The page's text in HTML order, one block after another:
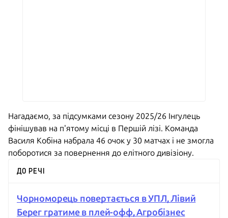
Нагадаємо, за підсумками сезону 2025/26 Інгулець
фінішував на п'ятому місці в Першій лізі. Команда
Василя Кобіна набрала 46 очок у 30 матчах і не змогла
поборотися за повернення до елітного дивізіону.
ДО РЕЧІ
Чорноморець повертається в УПЛ, Лівий
Берег гратиме в плей-офф, Агробізнес